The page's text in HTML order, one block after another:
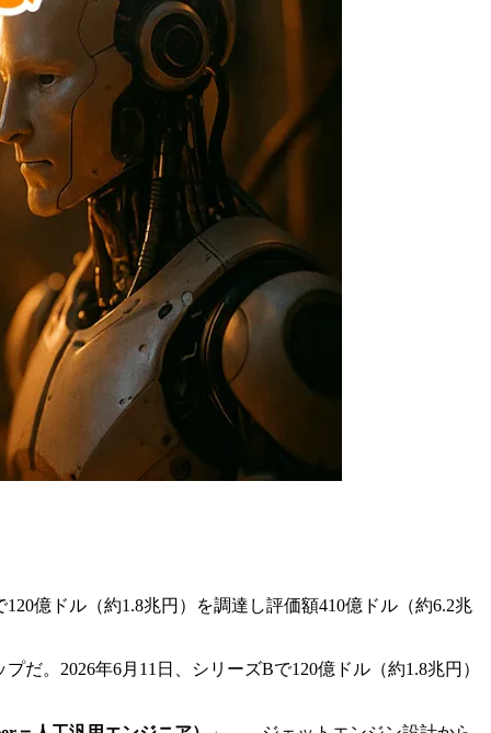
億ドル（約1.8兆円）を調達し評価額410億ドル（約6.2兆
だ。2026年6月11日、シリーズBで120億ドル（約1.8兆円）